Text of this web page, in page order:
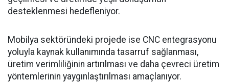
desteklenmesi hedefleniyor.
Mobilya sektöründeki projede ise CNC entegrasyonu
yoluyla kaynak kullanımında tasarruf sağlanması,
üretim verimliliğinin artırılması ve daha çevreci üretim
yöntemlerinin yaygınlaştırılması amaçlanıyor.